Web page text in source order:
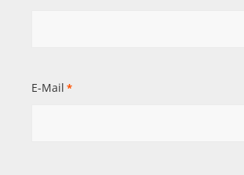
E-Mail *